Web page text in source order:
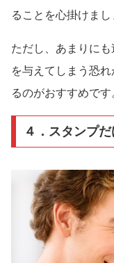
ることを心掛けまし
ただし、あまりに
を与えてしまう恐
るのがおすすめです
４．スタンプ